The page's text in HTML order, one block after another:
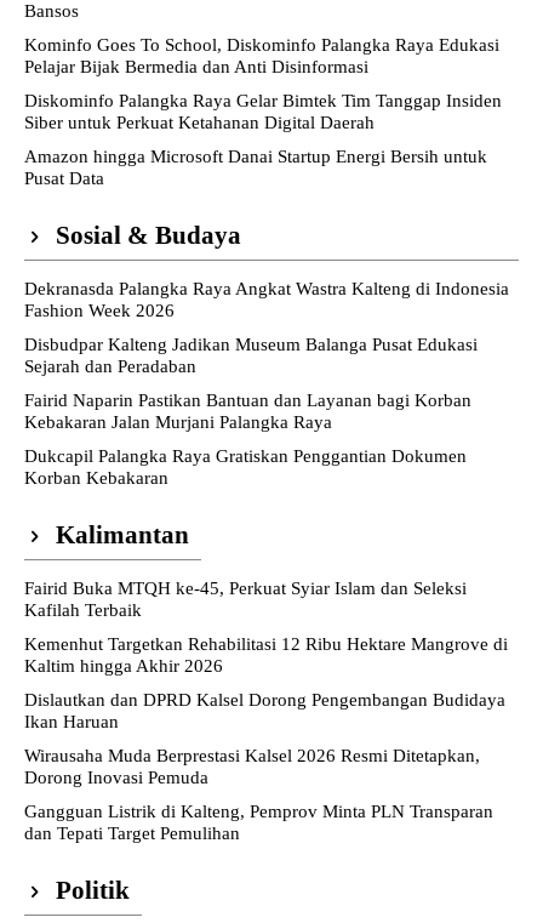
Bansos
Kominfo Goes To School, Diskominfo Palangka Raya Edukasi
Pelajar Bijak Bermedia dan Anti Disinformasi
Diskominfo Palangka Raya Gelar Bimtek Tim Tanggap Insiden
Siber untuk Perkuat Ketahanan Digital Daerah
Amazon hingga Microsoft Danai Startup Energi Bersih untuk
Pusat Data
Sosial & Budaya
Dekranasda Palangka Raya Angkat Wastra Kalteng di Indonesia
Fashion Week 2026
Disbudpar Kalteng Jadikan Museum Balanga Pusat Edukasi
Sejarah dan Peradaban
Fairid Naparin Pastikan Bantuan dan Layanan bagi Korban
Kebakaran Jalan Murjani Palangka Raya
Dukcapil Palangka Raya Gratiskan Penggantian Dokumen
Korban Kebakaran
Kalimantan
Fairid Buka MTQH ke-45, Perkuat Syiar Islam dan Seleksi
Kafilah Terbaik
Kemenhut Targetkan Rehabilitasi 12 Ribu Hektare Mangrove di
Kaltim hingga Akhir 2026
Dislautkan dan DPRD Kalsel Dorong Pengembangan Budidaya
Ikan Haruan
Wirausaha Muda Berprestasi Kalsel 2026 Resmi Ditetapkan,
Dorong Inovasi Pemuda
Gangguan Listrik di Kalteng, Pemprov Minta PLN Transparan
dan Tepati Target Pemulihan
Politik